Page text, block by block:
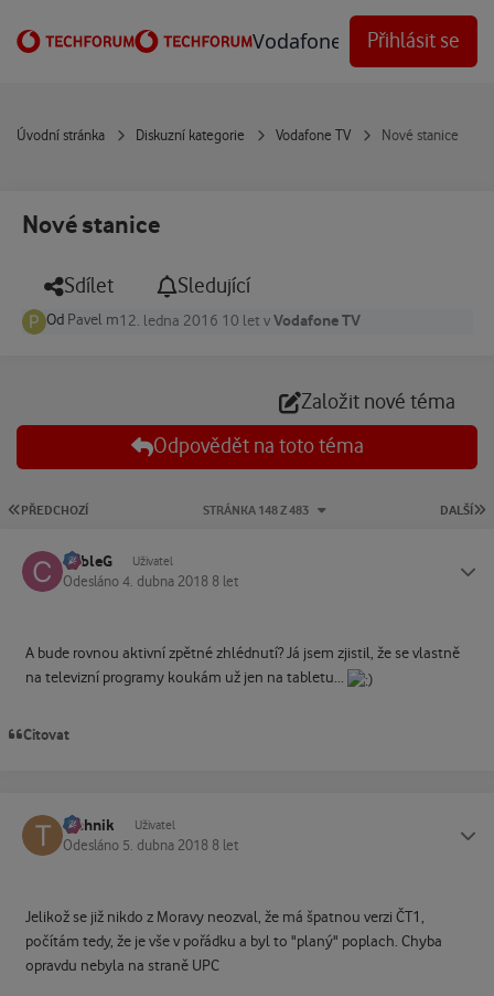
Vodafone Techforum
Přihlásit se
Úvodní stránka Diskuzní kategorie Vodafone TV Nové stanice
Nové stanice
Sdílet Sledující
Od Pavel m12. ledna 2016 10 let vVodafone TV
Založit nové téma
Odpovědět na toto téma
PRVNÍ STRÁNKA
PŘEDCHOZÍ DALŠÍ
STRÁNKA 148 Z 483
CableG Uživatel
Odesláno 4. dubna 2018 8 let
A bude rovnou aktivní zpětné zhlédnutí? Já jsem zjistil, že se vlastně
na televizní programy koukám už jen na tabletu...
Citovat
technik Uživatel
Odesláno 5. dubna 2018 8 let
Jelikož se již nikdo z Moravy neozval, že má špatnou verzi ČT1,
počítám tedy, že je vše v pořádku a byl to "planý" poplach. Chyba
opravdu nebyla na straně UPC